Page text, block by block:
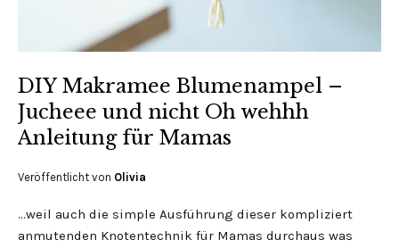
DIY Makramee Blumenampel –
Jucheee und nicht Oh wehhh
Anleitung für Mamas
Veröffentlicht von Olivia
…weil auch die simple Ausführung dieser kompliziert
anmutenden Knotentechnik für Mamas durchaus was